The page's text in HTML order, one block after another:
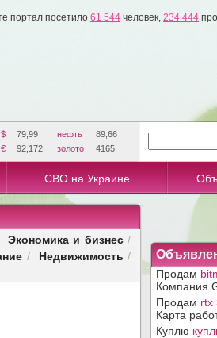
портал посетило 61 544 человек, 234 444
$ 79,99 нефть
89,66
€
92,172 золото 4165
СВО на Украине
Экономика и бизнес/
/ Недвижимость /
Продам
Компания
Продам rtx
Карта
Куплю